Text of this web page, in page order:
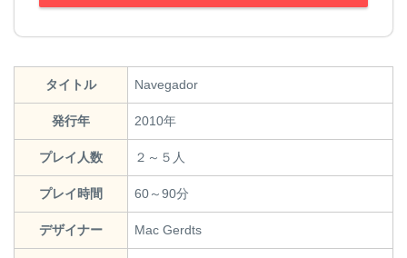
タイトル Navegador
発行年 2010年
プレイ人数 ２～５人
プレイ時間 60～90分
デザイナー Mac Gerdts